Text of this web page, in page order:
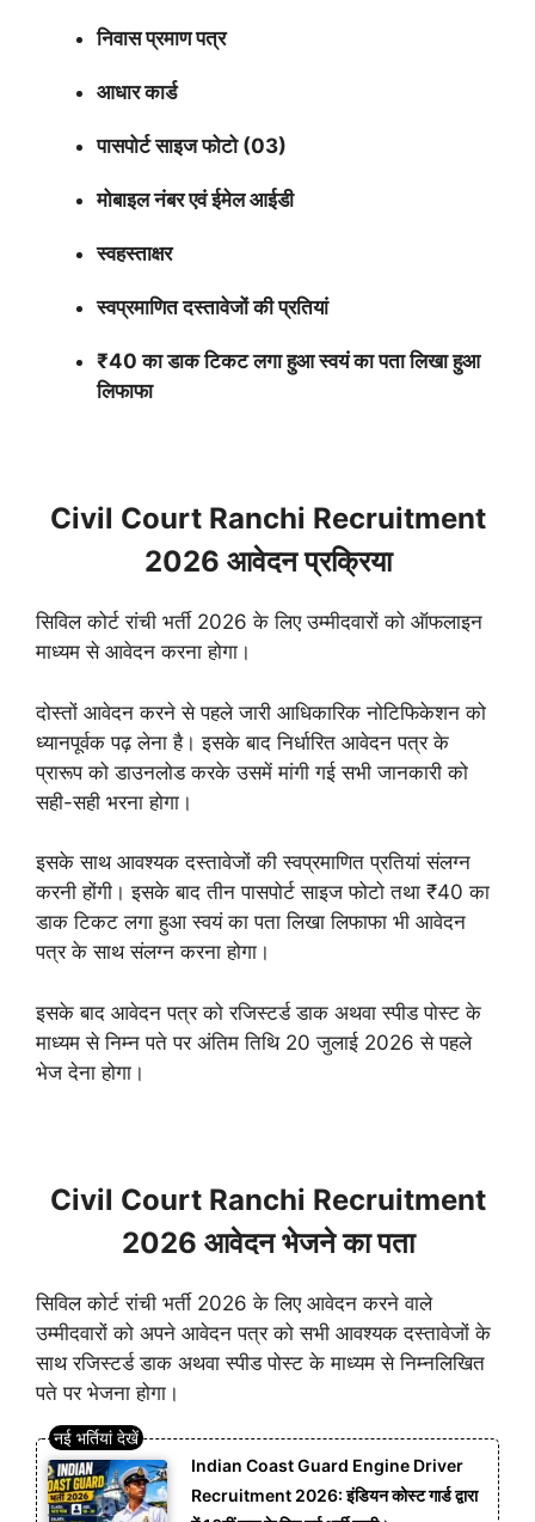
निवास प्रमाण पत्र
आधार कार्ड
पासपोर्ट साइज फोटो (03)
मोबाइल नंबर एवं ईमेल आईडी
स्वहस्ताक्षर
स्वप्रमाणित दस्तावेजों की प्रतियां
₹40 का डाक टिकट लगा हुआ स्वयं का पता लिखा हुआ
लिफाफा
Civil Court Ranchi Recruitment
2026 आवेदन प्रक्रिया
सिविल कोर्ट रांची भर्ती 2026 के लिए उम्मीदवारों को ऑफलाइन
माध्यम से आवेदन करना होगा।
दोस्तों आवेदन करने से पहले जारी आधिकारिक नोटिफिकेशन को
ध्यानपूर्वक पढ़ लेना है। इसके बाद निर्धारित आवेदन पत्र के
प्रारूप को डाउनलोड करके उसमें मांगी गई सभी जानकारी को
सही-सही भरना होगा।
इसके साथ आवश्यक दस्तावेजों की स्वप्रमाणित प्रतियां संलग्न
करनी होंगी। इसके बाद तीन पासपोर्ट साइज फोटो तथा ₹40 का
डाक टिकट लगा हुआ स्वयं का पता लिखा लिफाफा भी आवेदन
पत्र के साथ संलग्न करना होगा।
इसके बाद आवेदन पत्र को रजिस्टर्ड डाक अथवा स्पीड पोस्ट के
माध्यम से निम्न पते पर अंतिम तिथि 20 जुलाई 2026 से पहले
भेज देना होगा।
Civil Court Ranchi Recruitment
2026 आवेदन भेजने का पता
सिविल कोर्ट रांची भर्ती 2026 के लिए आवेदन करने वाले
उम्मीदवारों को अपने आवेदन पत्र को सभी आवश्यक दस्तावेजों के
साथ रजिस्टर्ड डाक अथवा स्पीड पोस्ट के माध्यम से निम्नलिखित
पते पर भेजना होगा।
Indian Coast Guard Engine Driver
Recruitment 2026: इंडियन कोस्ट गार्ड द्वारा